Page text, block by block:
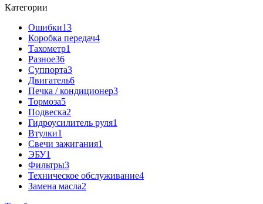
Категории
Ошибки13
Коробка передач4
Тахометр1
Разное36
Cуппорта3
Двигатель6
Печка / кондиционер3
Тормоза5
Подвеска2
Гидроусилитель руля1
Втулки1
Свечи зажигания1
ЭБУ1
Фильтры3
Техническое обслуживание4
Замена масла2